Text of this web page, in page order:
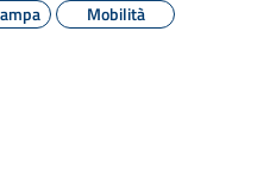
Mobilità